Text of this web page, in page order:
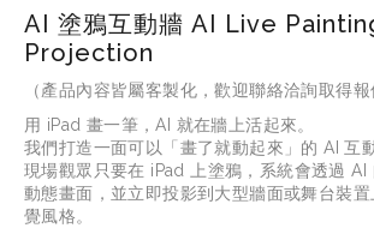
AI 塗鴉互動牆 AI Live
Projection
（產品內容皆屬客製化，歡迎聯絡洽詢取得報
用 iPad 畫一筆，AI 就在牆上活起來。
我們打造一面可以「畫了就動起來」的 AI 互
現場觀眾只要在 iPad 上塗鴉，系統會透過 AI
動態畫面，並立即投影到大型牆面或舞台裝
覺風格。